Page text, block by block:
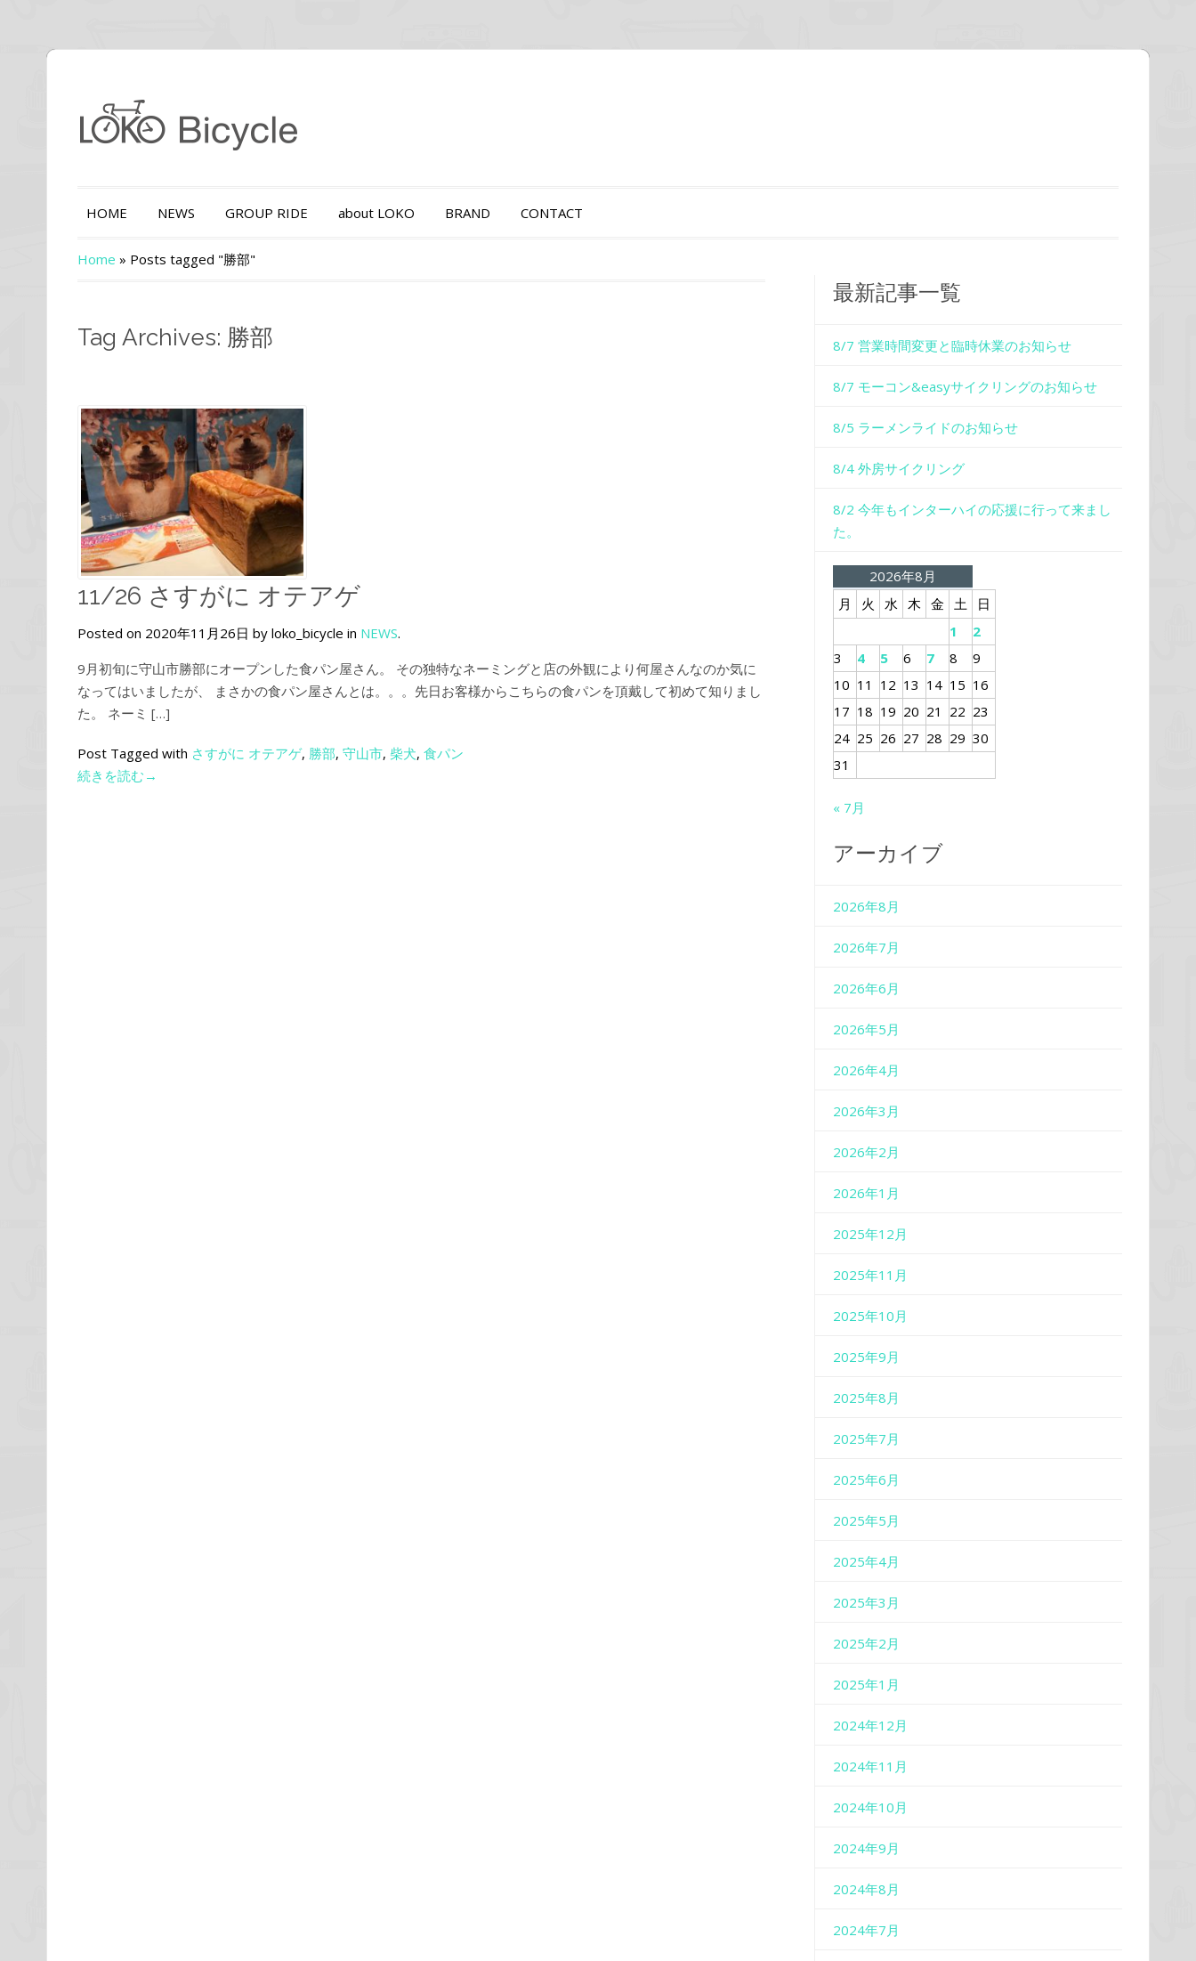
HOME NEWS GROUP RIDE about LOKO BRAND CONTACT
Home » Posts tagged "勝部"
Tag Archives: 勝部
11/26 さすがに オテアゲ
Posted on 2020年11月26日 by loko_bicycle in NEWS.
9月初旬に守山市勝部にオープンした食パン屋さん。 その独特なネーミングと店の外観により何屋さんなのか気に
なってはいましたが、 まさかの食パン屋さんとは。。。先日お客様からこちらの食パンを頂戴して初めて知りまし
た。 ネーミ […]
Post Tagged with さすがに オテアゲ, 勝部, 守山市, 柴犬, 食パン
続きを読む→
最新記事一覧
8/7 営業時間変更と臨時休業のお知らせ
8/7 モーコン&easyサイクリングのお知らせ
8/5 ラーメンライドのお知らせ
8/4 外房サイクリング
8/2 今年もインターハイの応援に行って来まし
た。
2026年8月
月
火 水 木 金 土
日
1
2
3
4 5 6 7 8
9
10 11 12 13 14 15 16
17 18 19 20 21 22 23
24 25 26 27 28 29 30
31
« 7月
アーカイブ
2026年8月
2026年7月
2026年6月
2026年5月
2026年4月
2026年3月
2026年2月
2026年1月
2025年12月
2025年11月
2025年10月
2025年9月
2025年8月
2025年7月
2025年6月
2025年5月
2025年4月
2025年3月
2025年2月
2025年1月
2024年12月
2024年11月
2024年10月
2024年9月
2024年8月
2024年7月